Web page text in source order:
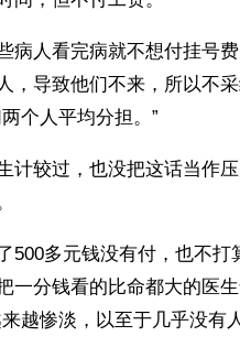
病人看完病就不想付挂号
，导致他们不来，所以不
个人平均分担。”
计较过，也没把这话当作
500多元钱没有付，也不打
一分钱看的比命都大的医
越惨淡，以至于几乎没有